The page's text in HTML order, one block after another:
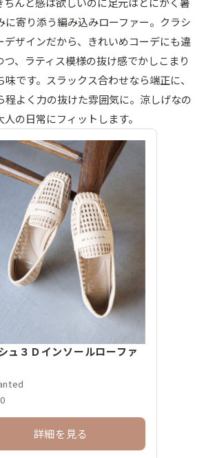
寄り添う編み込みローファー。クラシ
デザインだから、きれいめコーデにも違
、ラティス模様の抜け感でかしこまり
です。スラックス合わせなら端正に、
程よく力の抜けた雰囲気に。涼しげなの
の日常にフィットします。
ュ３Ｄインソールローファ
詳細を見る